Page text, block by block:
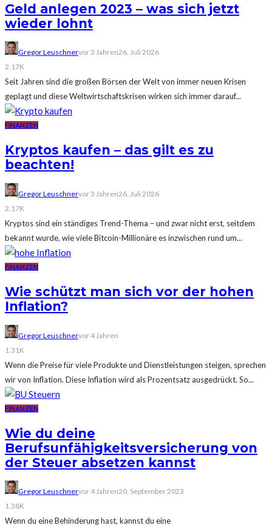
Geld anlegen 2023 – was sich jetzt
wieder lohnt
Gregor Leuschnervor 3 Jahren26. Juli 2026
2.17K
Seit Jahren sind die großen Börsen der Welt von immer neuen Krisen
geplagt und diese Weltwirtschaftskrisen wirken sich immer darauf...
FINANZEN
Kryptos kaufen – das gilt es zu
beachten!
Gregor Leuschnervor 3 Jahren26. Juli 2026
2.17K
Kryptos sind ein ständiges Trend-Thema – und zwar nicht erst, seitdem
bekannt wurde, wie viele Bitcoin-Millionäre es inzwischen rund um...
FINANZEN
Wie schützt man sich vor der hohen
Inflation?
Gregor Leuschnervor 4 Jahren
1.31K
Wenn die Preise für viele Produkte und Dienstleistungen steigen, sprechen
wir von Inflation. Diese Inflation wird als Prozentsatz ausgedrückt. So...
FINANZEN
Wie du deine
Berufsunfähigkeitsversicherung von
der Steuer absetzen kannst
Gregor Leuschnervor 4 Jahren20. September 2023
1.38K
Wenn du eine Behinderung hast, kannst du eine